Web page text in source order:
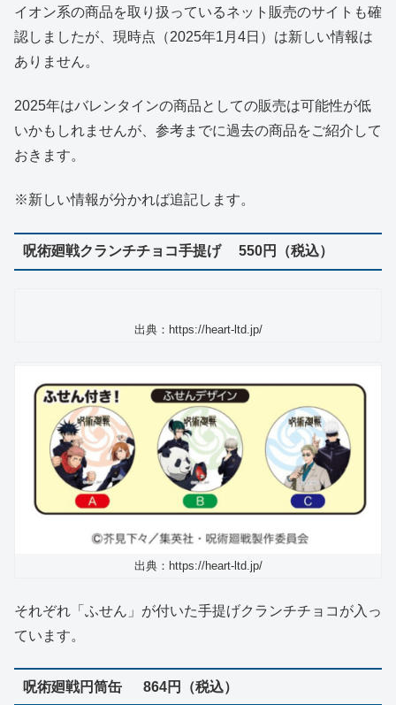
イオン系の商品を取り扱っているネット販売のサイトも確
認しましたが、現時点（2025年1月4日）は新しい情報は
ありません。
2025年はバレンタインの商品としての販売は可能性が低
いかもしれませんが、参考までに過去の商品をご紹介して
おきます。
※新しい情報が分かれば追記します。
呪術廻戦クランチチョコ手提げ 550円（税込）
出典：https://heart-ltd.jp/
出典：https://heart-ltd.jp/
それぞれ「ふせん」が付いた手提げクランチチョコが入っ
ています。
呪術廻戦円筒缶 864円（税込）